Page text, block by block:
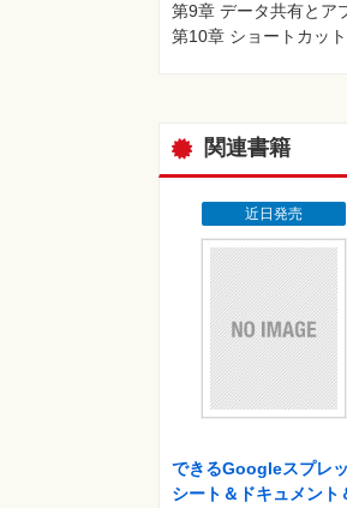
第9章 データ共有とア
第10章 ショートカッ
関連書籍
近日発売
できるGoogleスプレ
シート＆ドキュメント